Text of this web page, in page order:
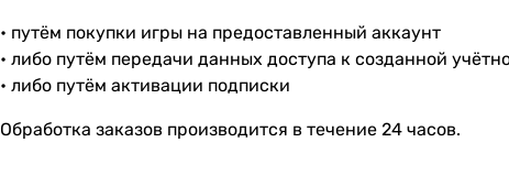
• путём покупки игры на предоставленный аккаунт
• либо путём передачи данных доступа к созданной
• либо путём активации подписки
Обработка заказов производится в течение 24 часов.